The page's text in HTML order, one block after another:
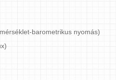
barometrikus nyomás)